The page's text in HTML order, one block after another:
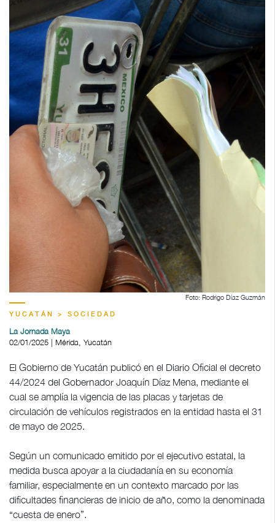
Foto: Rodrigo Díaz Guzmán
YUCATÁN > SOCIEDAD
La Jornada Maya
02/01/2025 | Mérida, Yucatán
El Gobierno de Yucatán publicó en el Diario Oficial el decreto
44/2024 del Gobernador Joaquín Díaz Mena, mediante el
cual se amplía la vigencia de las placas y tarjetas de
circulación de vehículos registrados en la entidad hasta el 31
de mayo de 2025.
Según un comunicado emitido por el ejecutivo estatal, la
medida busca apoyar a la ciudadanía en su economía
familiar, especialmente en un contexto marcado por las
dificultades financieras de inicio de año, como la denominada
“cuesta de enero”.